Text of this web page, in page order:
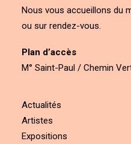
Nous vous accueillons du
ou sur rendez-vous.
Plan d’accès
M° Saint-Paul / Chemin
Actualités
Artistes
Expositions